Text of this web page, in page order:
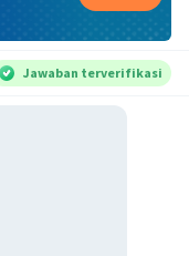
Jawaban terverifikasi